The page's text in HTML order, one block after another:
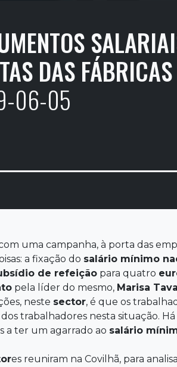
DAS FÁBRICAS
06-05
uma campanha, à porta das
a fixação do salário mínimo
de refeição para quatro
pela líder do mesmo, Marisa
neste sector, é que os
trabalhadores nesta situação.
a ter um agarrado ao salário
es reuniram na Covilhã, para